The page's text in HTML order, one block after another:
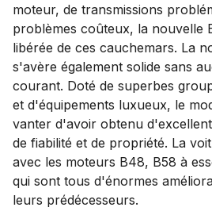
moteur, de transmissions
problèmes coûteux, la nouvelle
libérée de ces cauchemars. La
s'avère également solide sans
courant. Doté de superbes
et d'équipements luxueux, le
vanter d'avoir obtenu
de fiabilité et de propriété. La
avec les moteurs B48, B58 à
qui sont tous d'énormes
leurs prédécesseurs.